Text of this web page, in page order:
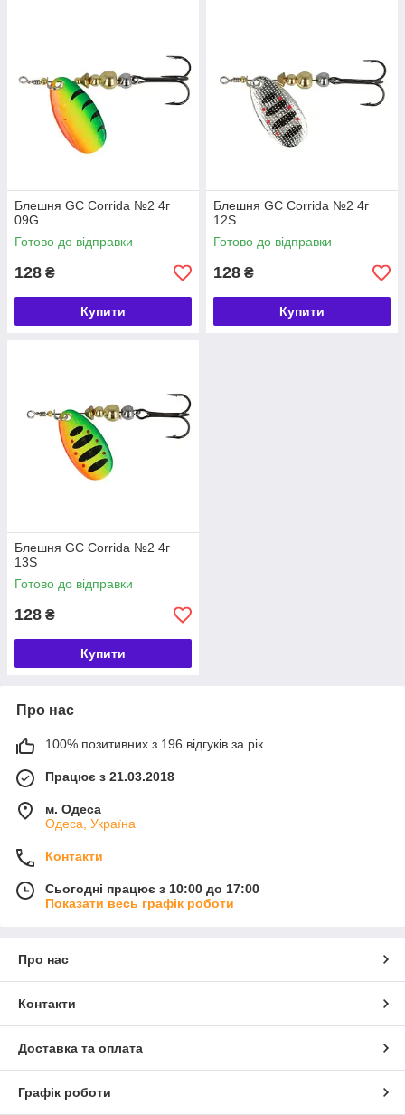
Блешня GC Corrida №2 4г
09G
Готово до відправки
128 ₴
Купити
Блешня GC Corrida №2 4г
12S
Готово до відправки
128 ₴
Купити
Блешня GC Corrida №2 4г
13S
Готово до відправки
128 ₴
Купити
Про нас
100% позитивних з 196 відгуків за рік
Працює з 21.03.2018
м. Одеса
Одеса, Україна
Контакти
Сьогодні працює з 10:00 до 17:00
Показати весь графік роботи
Про нас
Контакти
Доставка та оплата
Графік роботи